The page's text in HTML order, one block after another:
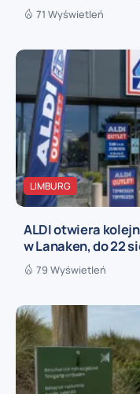
71 Wyświetleń
LIMBURG
ALDI otwiera
w Lanaken, do 22
79 Wyświetleń